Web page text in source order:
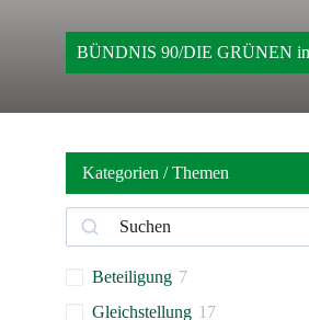
BÜNDNIS 90/DIE GRÜNEN
Kategorien / Themen
Beteiligung 7
Gleichstellung 17